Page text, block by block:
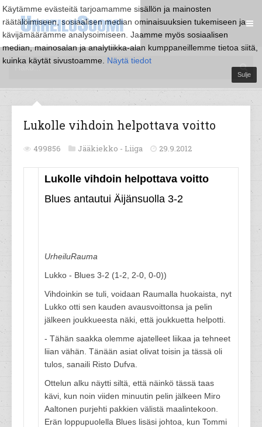
Käytämme evästeitä tarjoamamme sisällön ja mainosten
räätälöimiseen, sosiaalisen median ominaisuuksien tukemiseen ja
kävijämäärämme analysoimiseen. Jaamme myös sosiaalisen
median, mainosalan ja analytiikka-alan kumppaneillemme tietoa siitä,
kuinka käytät sivustoamme. Näytä tiedot
Sulje
Lukolle vihdoin helpottava voitto
499856 Jääkiekko - Liiga 29.9.2012
Lukolle vihdoin helpottava voitto
Blues antautui Äijänsuolla 3-2
UrheiluRauma
Lukko - Blues 3-2 (1-2, 2-0, 0-0))
Vihdoinkin se tuli, voidaan Raumalla huokaista, nyt
Lukko otti sen kauden avausvoittonsa ja pelin
jälkeen joukkueesta näki, että joukkuetta helpotti.
- Tähän saakka olemme ajatelleet liikaa ja tehneet
liian vähän. Tänään asiat olivat toisin ja tässä oli
tulos, sanaili Risto Dufva.
Ottelun alku näytti siltä, että näinkö tässä taas
kävi, kun noin viiden minuutin pelin jälkeen Miro
Aaltonen purjehti pakkien välistä maalintekoon.
Erän loppupuolella Blues lisäsi johtoa, kun Tommi